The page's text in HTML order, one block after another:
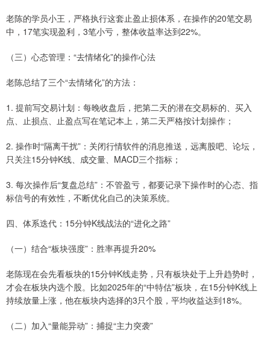
老陈的学员小王，严格执行这套止盈止损体系，在操作的20笔交易
中，17笔实现盈利，3笔小亏，整体收益率达到22%。
（三）心态管理：“去情绪化”的操作心法
老陈总结了三个“去情绪化”的方法：
1. 提前写交易计划：每晚收盘后，把第二天的潜在交易标的、买入
点、止损点、止盈点写在笔记本上，第二天严格按计划操作；
2. 操作时“隔离干扰”：关闭行情软件的消息推送，远离股吧、论坛，
只关注15分钟K线、成交量、MACD三个指标；
3. 每次操作后“复盘总结”：不管盈亏，都要记录下操作时的心态、指
标信号的有效性，不断优化自己的决策系统。
四、体系迭代：15分钟K线战法的“进化之路”
（一）结合“板块强度”：胜率再提升20%
老陈现在会先看板块的15分钟K线走势，只有板块处于上升趋势时，
才会在板块内选个股。比如2025年的“中特估”板块，在15分钟K线上
持续放量上涨，他在板块内选择的3只个股，平均收益达到18%。
（二）加入“量能异动”：捕捉“主力突袭”